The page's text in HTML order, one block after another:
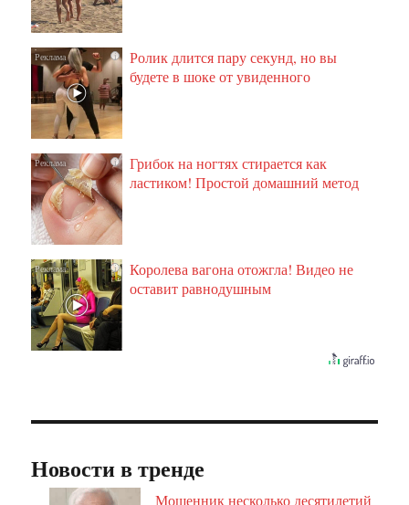
i
Ролик длится пару секунд, но вы
будете в шоке от увиденного
i
Грибок на ногтях стирается как
ластиком! Простой домашний метод
i
Королева вагона отожгла! Видео не
оставит равнодушным
Новости в тренде
Мошенник несколько десятилетий